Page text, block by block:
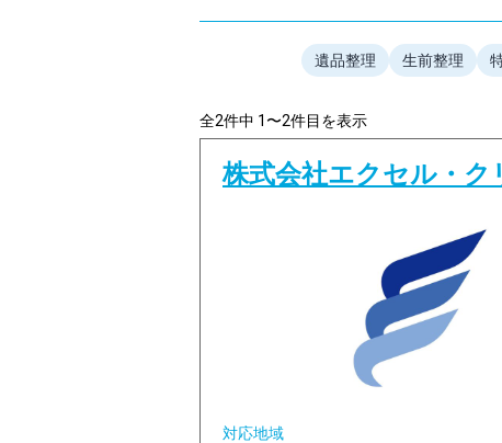
遺品整理 生前整理
全2件中 1〜2件目を表示
株式会社エクセル・ク
対応地域